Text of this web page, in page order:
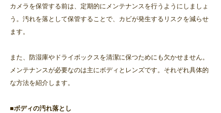
カメラを保管する前は、定期的にメンテナンスを行うようにしましょ
う。汚れを落として保管することで、カビが発生するリスクを減らせ
ます。
また、防湿庫やドライボックスを清潔に保つためにも欠かせません。
メンテナンスが必要なのは主にボディとレンズです。それぞれ具体的
な方法を紹介します。
■ボディの汚れ落とし